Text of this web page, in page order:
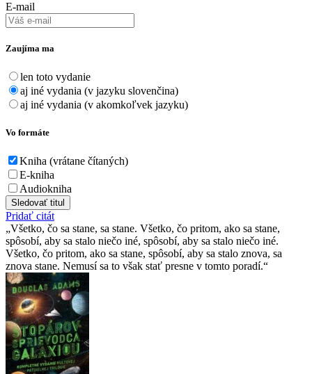
E-mail
Zaujíma ma
len toto vydanie
aj iné vydania (v jazyku slovenčina)
aj iné vydania (v akomkoľvek jazyku)
Vo formáte
Kniha (vrátane čítaných)
E-kniha
Audiokniha
Sledovať titul
Pridať citát
Všetko, čo sa stane, sa stane. Všetko, čo pritom, ako sa stane,
spôsobí, aby sa stalo niečo iné, spôsobí, aby sa stalo niečo iné.
Všetko, čo pritom, ako sa stane, spôsobí, aby sa stalo znova, sa
znova stane. Nemusí sa to však stať presne v tomto poradí.